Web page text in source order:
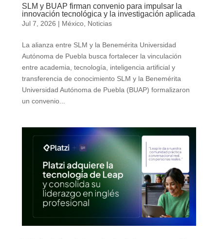
SLM y BUAP firman convenio para impulsar la
innovación tecnológica y la investigación aplicada
Jul 7, 2026 | México, Noticias
La alianza entre SLM y la Benemérita Universidad
Autónoma de Puebla busca fortalecer la vinculación
entre academia, tecnología, inteligencia artificial y
transferencia de conocimiento SLM y la Benemérita
Universidad Autónoma de Puebla (BUAP) formalizaron
un convenio...